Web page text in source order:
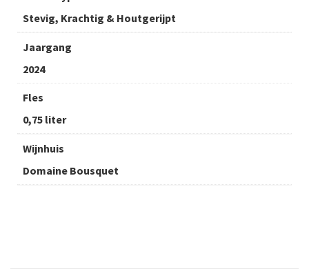
Stevig, Krachtig & Houtgerijpt
Jaargang
2024
Fles
0,75 liter
Wijnhuis
Domaine Bousquet